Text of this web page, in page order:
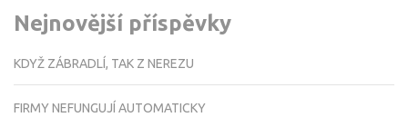
Nejnovější příspěvky
KDYŽ ZÁBRADLÍ, TAK Z NEREZU
FIRMY NEFUNGUJÍ AUTOMATICKY